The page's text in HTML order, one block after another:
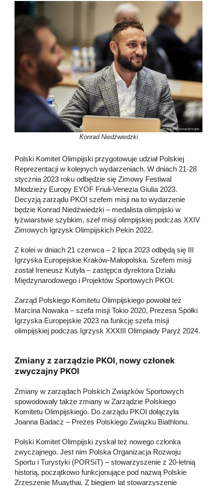
Konrad Niedźwiedzki
Polski Komitet Olimpijski przygotowuje udział Polskiej
Reprezentacji w kolejnych wydarzeniach. W dniach 21-28
stycznia 2023 roku odbędzie się Zimowy Festiwal
Młodzieży Europy EYOF Friuli-Venezia Giulia 2023.
Decyzją zarządu PKOl szefem misji na to wydarzenie
będzie Konrad Niedźwiedzki – medalista olimpijski w
łyżwiarstwie szybkim, szef misji olimpijskiej podczas XXIV
Zimowych Igrzysk Olimpijskich Pekin 2022.
Z kolei w dniach 21 czerwca – 2 lipca 2023 odbędą się III
Igrzyska Europejskie Kraków-Małopolska. Szefem misji
został Ireneusz Kutyła – zastępca dyrektora Działu
Międzynarodowego i Projektów Sportowych PKOl.
Zarząd Polskiego Komitetu Olimpijskiego powołał też
Marcina Nowaka – szefa misji Tokio 2020, Prezesa Spółki
Igrzyska Europejskie 2023 na funkcję szefa misji
olimpijskiej podczas Igrzysk XXXIII Olimpiady Paryż 2024.
Zmiany z zarządzie PKOl, nowy członek
zwyczajny PKOl
Zmiany w zarządach Polskich Związków Sportowych
spowodowały także zmiany w Zarządzie Polskiego
Komitetu Olimpijskiego. Do zarządu PKOl dołączyła
Joanna Badacz – Prezes Polskiego Związku Biathlonu.
Polski Komitet Olimpijski zyskał też nowego członka
zwyczajnego. Jest nim Polska Organizacja Rozwoju
Sportu i Turystyki (PORSiT) – stowarzyszenie z 20-letnią
historią, początkowo funkcjonujące pod nazwą Polskie
Zrzeszenie Muaythai. Z biegiem lat stowarzyszenie